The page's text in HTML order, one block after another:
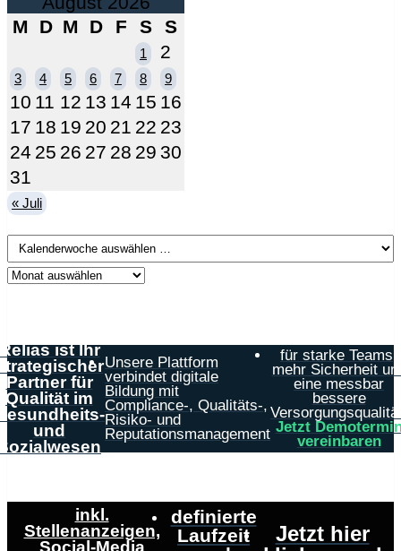
M
D M D F S S
1 2
3 4 5 6 7 8 9
10 11 12 13 14 15 16
17 18 19 20 21 22 23
24 25 26 27 28 29 30
31
« Juli
ist Ihr
Partner für
Qualität im
und
Unsere Plattform
verbindet digitale
Bildung mit
Compliance-, Qualitäts-,
Risiko- und
Reputationsmanagement
für starke Teams,
mehr Sicherheit
eine messbar
bessere
Jetzt
vereinbaren
inkl.
Stellenanzeigen,
Social-Media
definierte
Laufzeit
Jetzt hier